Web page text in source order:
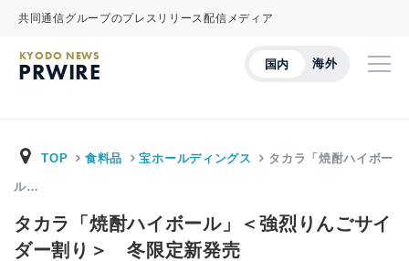
共同通信グループのプレスリリース配信メディア
国内 海外
KYODO NEWS
PRWIRE
TOP 食料品 宝ホールディングス タカラ「焼酎ハイボー
ル…
タカラ「焼酎ハイボール」＜強烈りんごサイ
ダー割り＞ 冬限定新発売